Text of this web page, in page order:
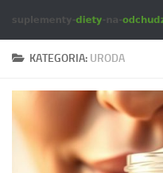
Skip to content
KATEGORIA: URODA